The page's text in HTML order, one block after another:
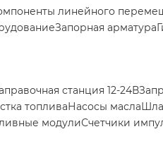
линейного
Запорная арматура
станция 12-24В
топливаНасосы масла
модулиСчетчики